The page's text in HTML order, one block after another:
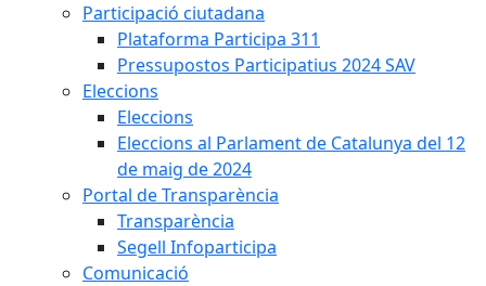
Participació ciutadana
Plataforma Participa 311
Pressupostos Participatius 2024 SAV
Eleccions
Eleccions
Eleccions al Parlament de Catalunya del 12
de maig de 2024
Portal de Transparència
Transparència
Segell Infoparticipa
Comunicació